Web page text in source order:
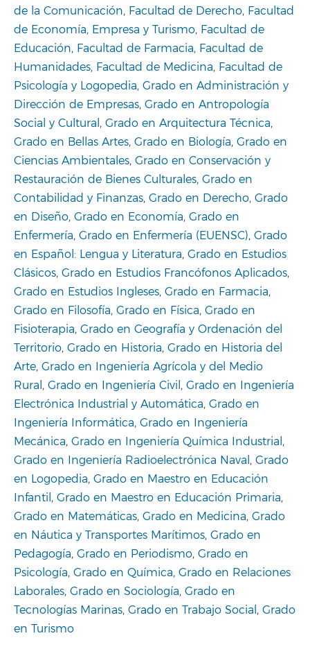
de la Comunicación, Facultad de Derecho, Facultad
de Economía, Empresa y Turismo, Facultad de
Educación, Facultad de Farmacia, Facultad de
Humanidades, Facultad de Medicina, Facultad de
Psicología y Logopedia, Grado en Administración y
Dirección de Empresas, Grado en Antropología
Social y Cultural , Grado en Arquitectura Técnica,
Grado en Bellas Artes, Grado en Biología, Grado en
Ciencias Ambientales, Grado en Conservación y
Restauración de Bienes Culturales, Grado en
Contabilidad y Finanzas, Grado en Derecho, Grado
en Diseño, Grado en Economía, Grado en
Enfermería, Grado en Enfermería (EUENSC), Grado
en Español: Lengua y Literatura, Grado en Estudios
Clásicos, Grado en Estudios Francófonos Aplicados,
Grado en Estudios Ingleses, Grado en Farmacia,
Grado en Filosofía, Grado en Física, Grado en
Fisioterapia, Grado en Geografía y Ordenación del
Territorio, Grado en Historia, Grado en Historia del
Arte, Grado en Ingeniería Agrícola y del Medio
Rural , Grado en Ingeniería Civil , Grado en Ingeniería
Electrónica Industrial y Automática, Grado en
Ingeniería Informática, Grado en Ingeniería
Mecánica, Grado en Ingeniería Química Industrial ,
Grado en Ingeniería Radioelectrónica Naval , Grado
en Logopedia, Grado en Maestro en Educación
Infantil , Grado en Maestro en Educación Primaria,
Grado en Matemáticas, Grado en Medicina, Grado
en Náutica y Transportes Marítimos, Grado en
Pedagogía, Grado en Periodismo, Grado en
Psicología, Grado en Química, Grado en Relaciones
Laborales, Grado en Sociología, Grado en
Tecnologías Marinas, Grado en Trabajo Social , Grado
en Turismo